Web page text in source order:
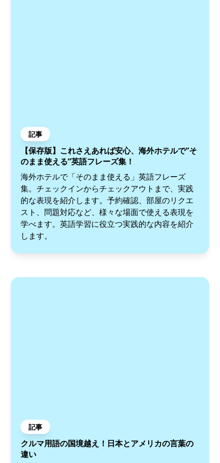
記事
【保存版】これさえあれば安心、海外ホテルで”そ
のまま使える”英語フレーズ集！
海外ホテルで「そのまま使える」英語フレーズ
集。チェックインからチェックアウトまで、実践
的な表現を紹介します。予約確認、部屋のリクエ
スト、問題対応など、様々な場面で使える表現を
学べます。英語学習に役立つ実践的な内容を紹介
します。
記事
クルマ用語の国境越え！日本とアメリカの言葉の
違い